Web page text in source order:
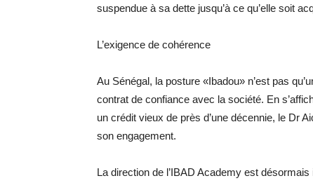
suspendue à sa dette jusqu’à ce qu’elle soit
L’exigence de cohérence
Au Sénégal, la posture «Ibadou» n’est pas
contrat de confiance avec la société. En
un crédit vieux de près d’une décennie, le Dr
son engagement.
La direction de l’IBAD Academy est